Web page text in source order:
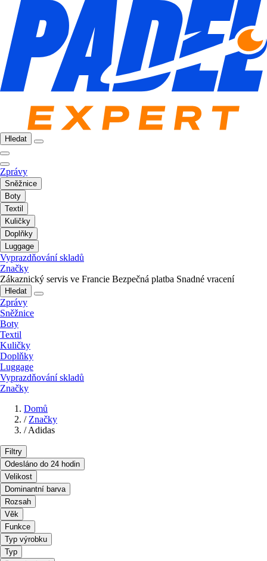
Hledat
Zprávy
Sněžnice
Boty
Textil
Kuličky
Doplňky
Luggage
Vyprazdňování skladů
Značky
Zákaznický servis ve Francie Bezpečná platba Snadné vracení
Hledat
Zprávy
Sněžnice
Boty
Textil
Kuličky
Doplňky
Luggage
Vyprazdňování skladů
Značky
Domů
/ Značky
/ Adidas
Filtry
Odesláno do 24 hodin
Velikost
Dominantní barva
Rozsah
Věk
Funkce
Typ výrobku
Typ